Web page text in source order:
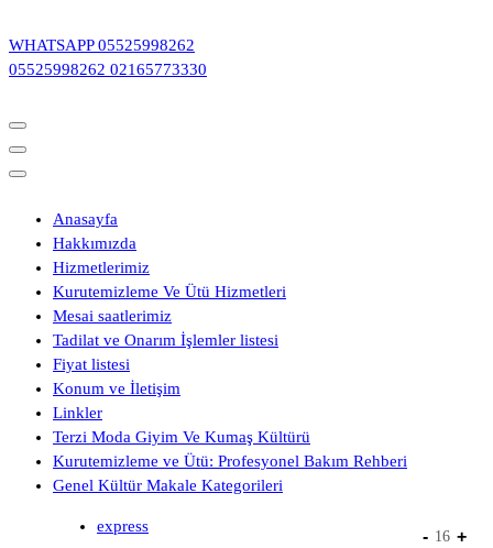
geç
WHATSAPP 05525998262
05525998262 02165773330
Anasayfa
Hakkımızda
Hizmetlerimiz
Kurutemizleme Ve Ütü Hizmetleri
Mesai saatlerimiz
Tadilat ve Onarım İşlemler listesi
Fiyat listesi
Konum ve İletişim
Linkler
Terzi Moda Giyim Ve Kumaş Kültürü
Kurutemizleme ve Ütü: Profesyonel Bakım Rehberi
Genel Kültür Makale Kategorileri
express
- 16 +